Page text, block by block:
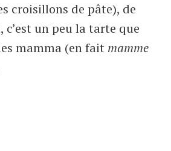
croisillons de pâte), de
un peu la tarte que
mamma (en fait mamme